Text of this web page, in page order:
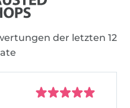
der letzten 12